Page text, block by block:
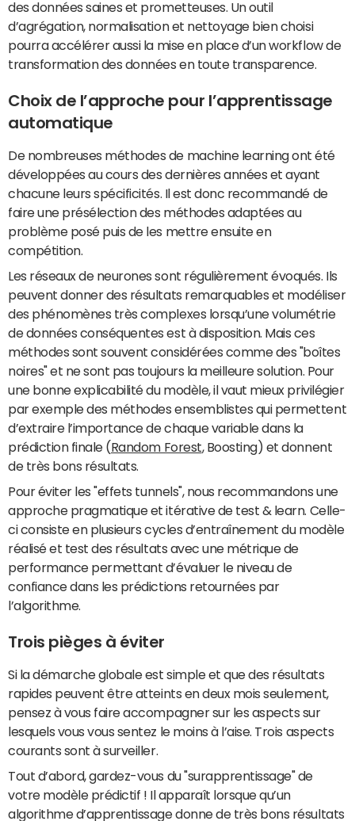
des données saines et prometteuses. Un outil
d’agrégation, normalisation et nettoyage bien choisi
pourra accélérer aussi la mise en place d’un workflow de
transformation des données en toute transparence.
Choix de l’approche pour l’apprentissage
automatique
De nombreuses méthodes de machine learning ont été
développées au cours des dernières années et ayant
chacune leurs spécificités. Il est donc recommandé de
faire une présélection des méthodes adaptées au
problème posé puis de les mettre ensuite en
compétition.
Les réseaux de neurones sont régulièrement évoqués. Ils
peuvent donner des résultats remarquables et modéliser
des phénomènes très complexes lorsqu’une volumétrie
de données conséquentes est à disposition. Mais ces
méthodes sont souvent considérées comme des "boîtes
noires" et ne sont pas toujours la meilleure solution. Pour
une bonne explicabilité du modèle, il vaut mieux privilégier
par exemple des méthodes ensemblistes qui permettent
d’extraire l’importance de chaque variable dans la
prédiction finale (Random Forest, Boosting) et donnent
de très bons résultats.
Pour éviter les "effets tunnels", nous recommandons une
approche pragmatique et itérative de test & learn. Celle-
ci consiste en plusieurs cycles d’entraînement du modèle
réalisé et test des résultats avec une métrique de
performance permettant d’évaluer le niveau de
confiance dans les prédictions retournées par
l’algorithme.
Trois pièges à éviter
Si la démarche globale est simple et que des résultats
rapides peuvent être atteints en deux mois seulement,
pensez à vous faire accompagner sur les aspects sur
lesquels vous vous sentez le moins à l’aise. Trois aspects
courants sont à surveiller.
Tout d’abord, gardez-vous du "surapprentissage" de
votre modèle prédictif ! Il apparaît lorsque qu’un
algorithme d’apprentissage donne de très bons résultats